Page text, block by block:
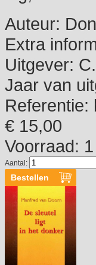
Auteur:
Extra
Uitgever:
Jaar van
Referentie:
€ 15,00
Voorraad: 1
Aantal: